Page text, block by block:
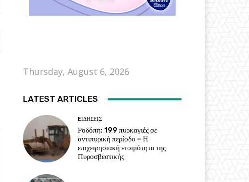
Thursday, August 6, 2026
LATEST ARTICLES
EΙΔΗΣΕΙΣ
Ροδόπη: 199 πυρκαγιές σε
αντιπυρική περίοδο – Η
επιχειρησιακή ετοιμότητα της
Πυροσβεστικής